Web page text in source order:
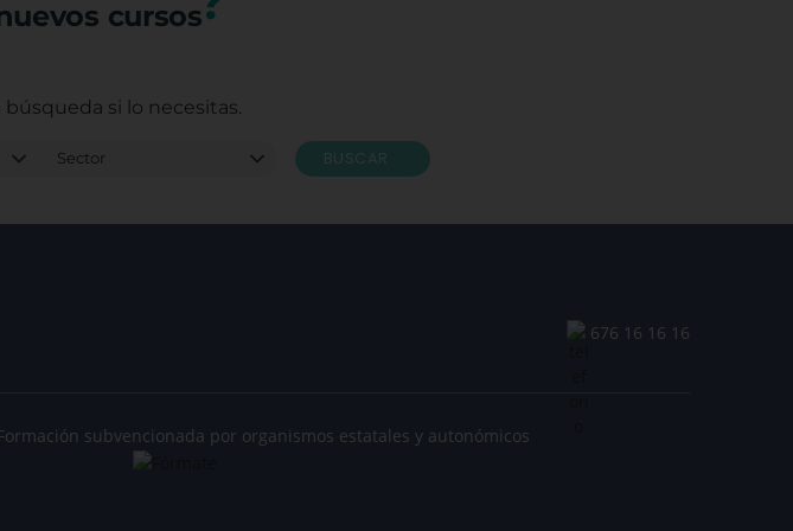
cursos
búsqueda si lo necesitas.
BUSCAR
676 16 16 16
Formación subvencionada por organismos estatales y autonómicos